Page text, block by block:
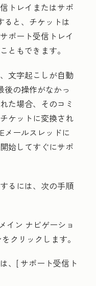
トレイまたはサポ
ると、チケットは
ポート受信トレイ
ともできます。
文字起こしが自動
後の操作がなかっ
た場合、そのコミ
ケットに変換され
メールスレッドに
始してすぐにサポ
るには、次の手順
イン ナビゲーショ
をクリックします。
、[ サポート受信ト